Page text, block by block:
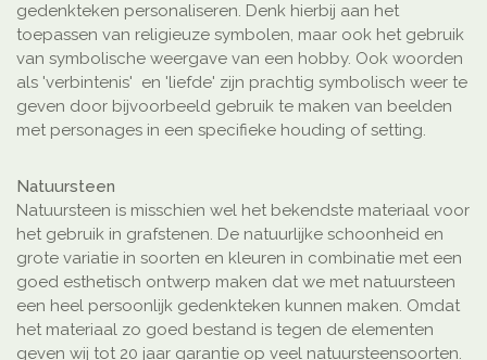
gedenkteken personaliseren. Denk hierbij aan het
toepassen van religieuze symbolen, maar ook het gebruik
van symbolische weergave van een hobby. Ook woorden
als 'verbintenis' en 'liefde' zijn prachtig symbolisch weer te
geven door bijvoorbeeld gebruik te maken van beelden
met personages in een specifieke houding of setting.
Natuursteen
Natuursteen is misschien wel het bekendste materiaal voor
het gebruik in grafstenen. De natuurlijke schoonheid en
grote variatie in soorten en kleuren in combinatie met een
goed esthetisch ontwerp maken dat we met natuursteen
een heel persoonlijk gedenkteken kunnen maken. Omdat
het materiaal zo goed bestand is tegen de elementen
geven wij tot 20 jaar garantie op veel natuursteensoorten.